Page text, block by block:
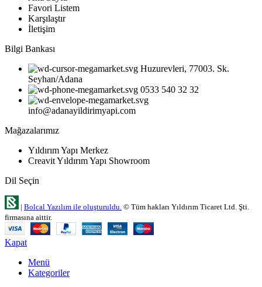
Favori Listem
Karşılaştır
İletişim
Bilgi Bankası
Huzurevleri, 77003. Sk.
Seyhan/Adana
0533 540 32 32
info@adanayildirimyapi.com
Mağazalarımız
Yıldırım Yapı Merkez
Creavit Yıldırım Yapı Showroom
Dil Seçin
| Bolcal Yazılım ile oluşturuldu. © Tüm hakları Yıldırım Ticaret Ltd. Şti.
firmasına aittir.
Kapat
Menü
Kategoriler